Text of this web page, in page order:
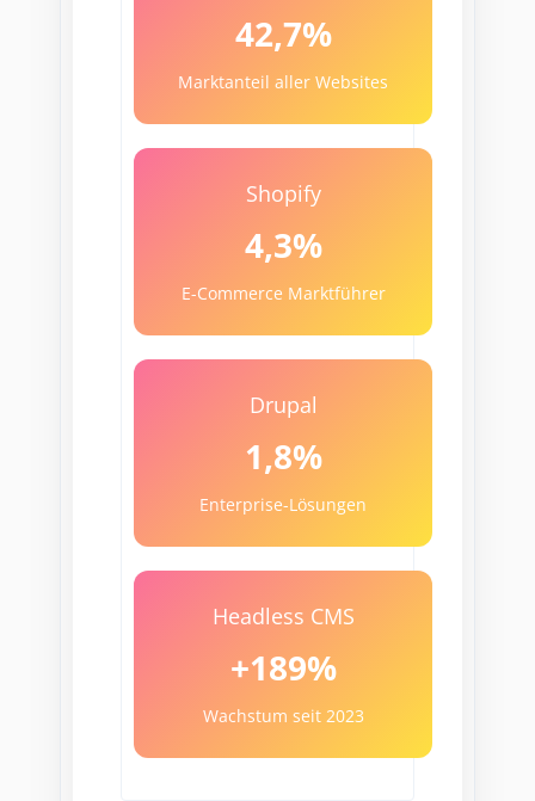
42,7%
Marktanteil aller Websites
Shopify
4,3%
E-Commerce Marktführer
Drupal
1,8%
Enterprise-Lösungen
Headless CMS
+189%
Wachstum seit 2023